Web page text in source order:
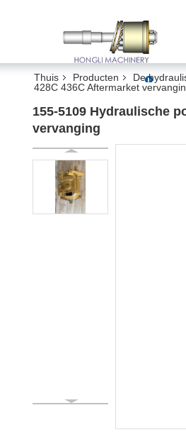
Thuis Producten De
428C 436C Aftermarket
155-5109 Hydraulische
vervanging